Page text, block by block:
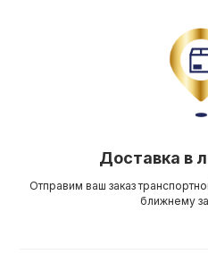
Доставка в
Отправим ваш заказ
ближнему